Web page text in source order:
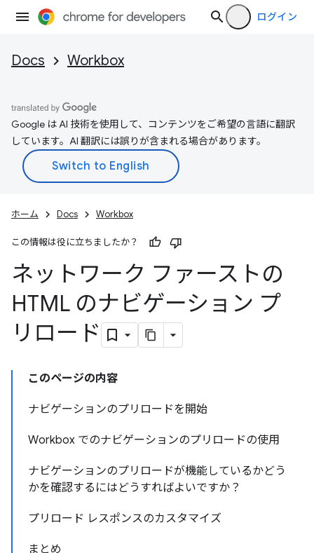
ログイン
Docs Workbox
Google は AI 技術を使用して、コンテンツをご希望の言語に翻訳
しています。AI 翻訳には誤りが含まれる場合があります。
ホーム Docs Workbox
この情報は役に立ちましたか？
ネットワーク ファーストの
HTML のナビゲーション プ
リロード
このページの内容
ナビゲーションのプリロードを開始
Workbox でのナビゲーションのプリロードの使用
ナビゲーションのプリロードが機能しているかどう
かを確認するにはどうすればよいですか？
プリロード レスポンスのカスタマイズ
まとめ